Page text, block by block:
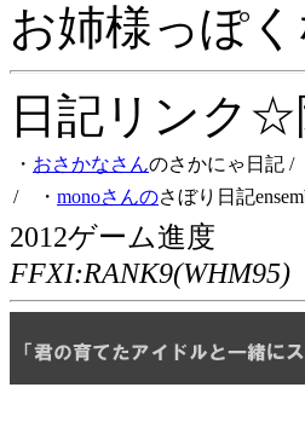
お姉様っぽ
日記リンク☆
・ おさかなさんのさかにゃ日記 /
/ ・ monoさんのさぼり日記
2012ゲーム進度
FFXI:RANK9(WHM95)